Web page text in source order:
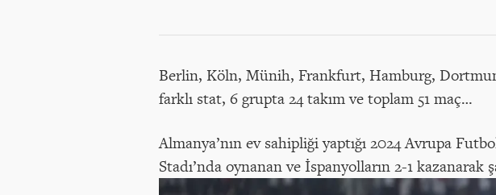
Berlin, Köln, Münih, Frankfurt, Hamburg,
farklı stat, 6 grupta 24 takım ve toplam 51 maç…
Almanya’nın ev sahipliği yaptığı 2024 Avrupa
Stadı’nda oynanan ve İspanyolların 2-1